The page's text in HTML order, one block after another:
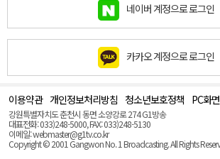
네이버 계정으로 로그인
카카오 계정으로 로그인
이용약관 개인정보처리방침 청소년보호정책 PC화면
강원특별자치도 춘천시 동면 소양강로 274 G1방송
대표전화: 033)248-5000, FAX: 033)248-5130
이메일: webmaster@g1tv.co.kr
Copyright © 2001 Gangwon No. 1 Broadcasting. All Rights